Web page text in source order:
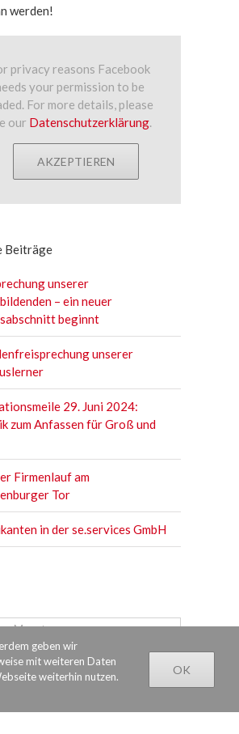
werden!
privacy reasons Facebook
your permission to be
For more details, please
our Datenschutzerklärung.
AKZEPTIEREN
Beiträge
unserer
– ein neuer
beginnt
unserer
29. Juni 2024:
zum Anfassen für Groß und
Firmenlauf am
Tor
in der se.services GmbH
geben wir
mit weiteren Daten
weiterhin nutzen.
OK